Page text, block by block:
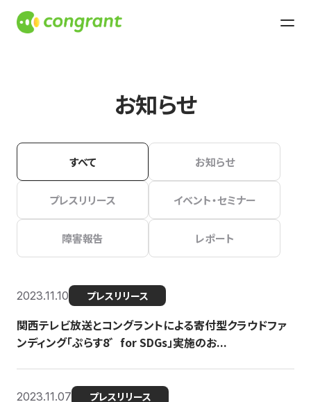
お知らせ
すべて お知らせ
プレスリリース イベント・セミナー
障害報告 レポート
2023.11.10 プレスリリース
関西テレビ放送とコングラントによる寄付型クラウドファ
ンディング「ぷらす8゛for SDGs」実施のお...
2023.11.07 プレスリリース